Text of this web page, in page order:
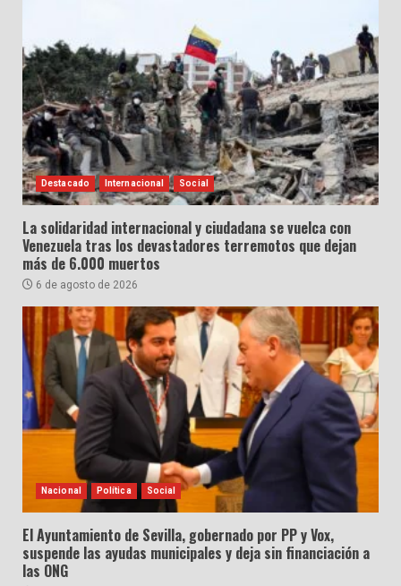
Destacado Internacional Social
La solidaridad internacional y ciudadana se vuelca con
Venezuela tras los devastadores terremotos que dejan
más de 6.000 muertos
6 de agosto de 2026
Nacional Política Social
El Ayuntamiento de Sevilla, gobernado por PP y Vox,
suspende las ayudas municipales y deja sin financiación a
las ONG